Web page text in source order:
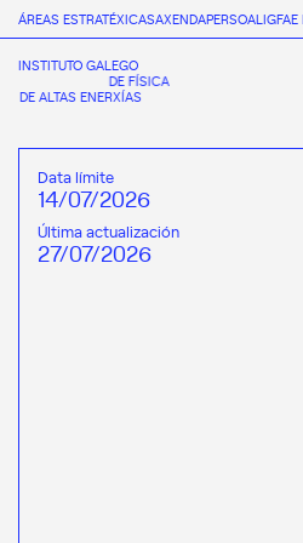
ÁREAS ESTRATÉXICASAXENDAPERSOALIGFAE
INSTITUTO GALEGO
DE FÍSICA
DE ALTAS ENERXÍAS
Data límite
14/07/2026
Última actualización
27/07/2026